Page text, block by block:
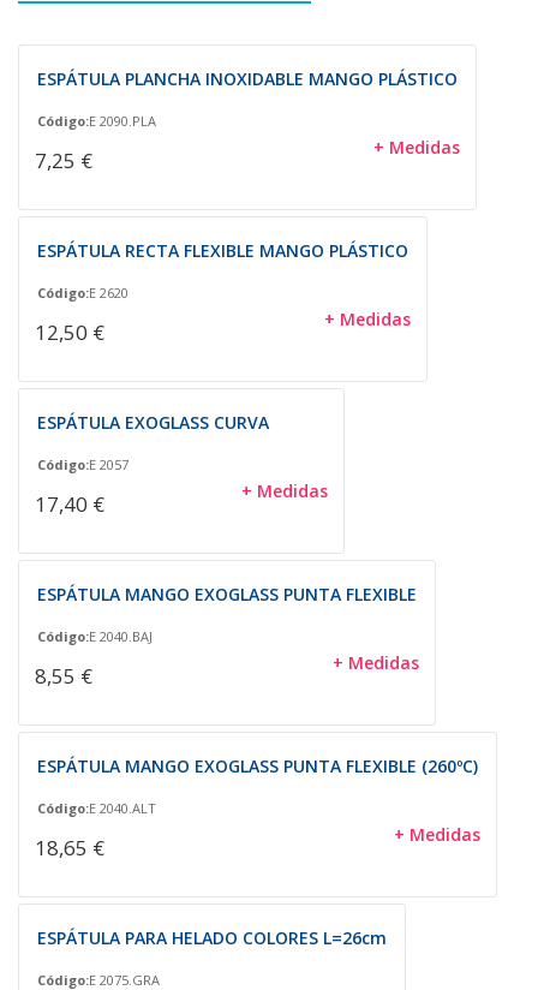
ESPÁTULA PLANCHA INOXIDABLE MANGO PLÁSTICO
Código:E 2090.PLA
7,25 € + Medidas
ESPÁTULA RECTA FLEXIBLE MANGO PLÁSTICO
Código:E 2620
12,50 € + Medidas
ESPÁTULA EXOGLASS CURVA
Código:E 2057
17,40 € + Medidas
ESPÁTULA MANGO EXOGLASS PUNTA FLEXIBLE
Código:E 2040.BAJ
8,55 € + Medidas
ESPÁTULA MANGO EXOGLASS PUNTA FLEXIBLE (260ºC)
Código:E 2040.ALT
18,65 € + Medidas
ESPÁTULA PARA HELADO COLORES L=26cm
Código:E 2075.GRA